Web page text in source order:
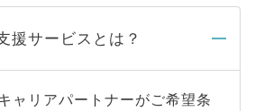
援サービスとは？
ャリアパートナーがご希望条